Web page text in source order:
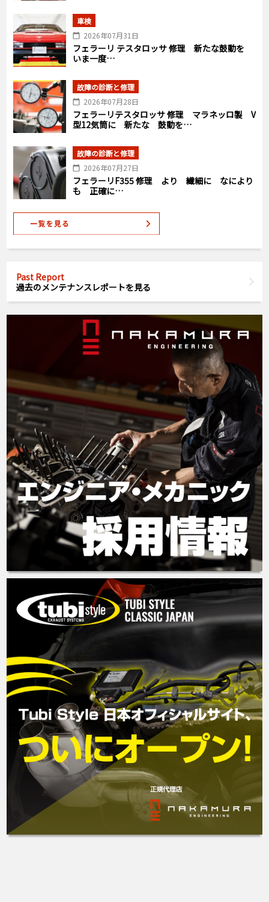
車検
2026年07月31日
フェラーリ テスタロッサ 修理 新たな鼓動を
いま一度…
故障の診断と修理
2026年07月28日
フェラーリテスタロッサ 修理 マラネッロ製 V
型12気筒に 新たな 鼓動を…
故障の診断と修理
2026年07月27日
フェラーリF355 修理 より 繊細に なにより
も 正確に…
Past Report
過去のメンテナンスレポートを見る